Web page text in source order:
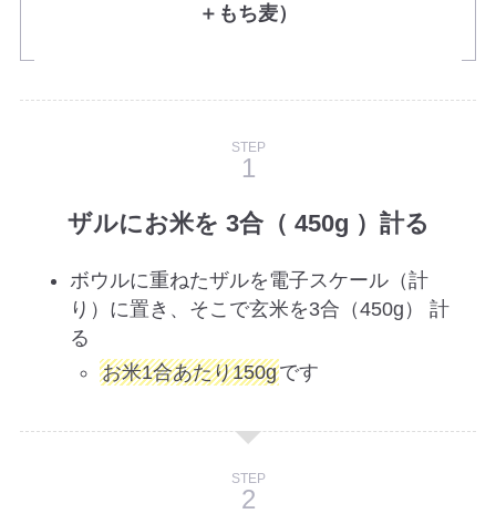
＋もち麦）
STEP
ザルにお米を 3合（ 450g ）計る
ボウルに重ねたザルを電子スケール（計
り）に置き、そこで玄米を3合（450g） 計
る
お米1合あたり150gです
STEP